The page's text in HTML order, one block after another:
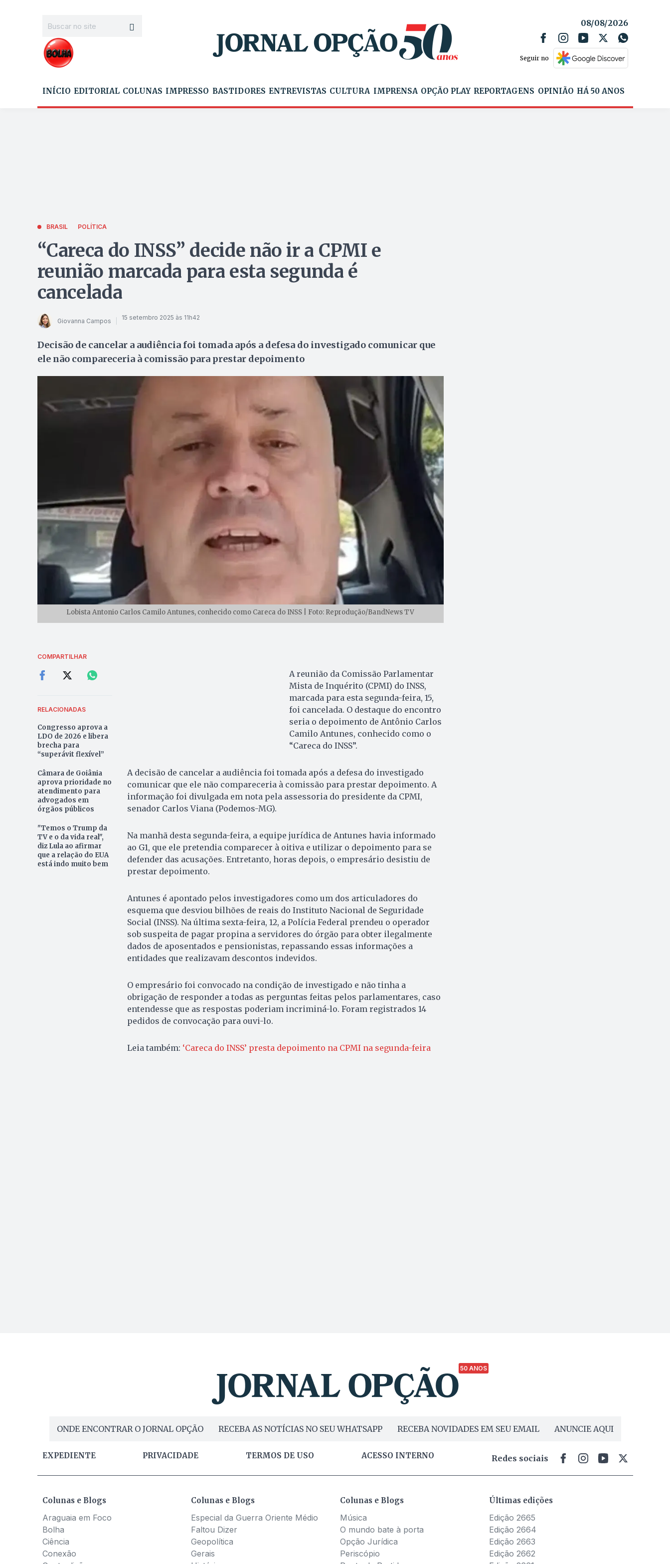
08/08/2026
Seguir no
INÍCIO EDITORIAL COLUNAS IMPRESSO BASTIDORES ENTREVISTAS CULTURA IMPRENSA OPÇÃO PLAY REPORTAGENS OPINIÃO HÁ 50 ANOS
BRASIL POLÍTICA
“Careca do INSS” decide não ir a CPMI e
reunião marcada para esta segunda é
cancelada
Giovanna Campos 15 setembro 2025 às 11h42
Decisão de cancelar a audiência foi tomada após a defesa do investigado comunicar que
ele não compareceria à comissão para prestar depoimento
Lobista Antonio Carlos Camilo Antunes, conhecido como Careca do INSS | Foto: Reprodução/BandNews TV
COMPARTILHAR
RELACIONADAS
Congresso aprova a
LDO de 2026 e libera
brecha para
“superávit flexível”
Câmara de Goiânia
aprova prioridade no
atendimento para
advogados em
órgãos públicos
"Temos o Trump da
TV e o da vida real",
diz Lula ao afirmar
que a relação do EUA
está indo muito bem
A reunião da Comissão Parlamentar
Mista de Inquérito (CPMI) do INSS,
marcada para esta segunda-feira, 15,
foi cancelada. O destaque do encontro
seria o depoimento de Antônio Carlos
Camilo Antunes, conhecido como o
“Careca do INSS”.
A decisão de cancelar a audiência foi tomada após a defesa do investigado
comunicar que ele não compareceria à comissão para prestar depoimento. A
informação foi divulgada em nota pela assessoria do presidente da CPMI,
senador Carlos Viana (Podemos-MG).
Na manhã desta segunda-feira, a equipe jurídica de Antunes havia informado
ao G1, que ele pretendia comparecer à oitiva e utilizar o depoimento para se
defender das acusações. Entretanto, horas depois, o empresário desistiu de
prestar depoimento.
Antunes é apontado pelos investigadores como um dos articuladores do
esquema que desviou bilhões de reais do Instituto Nacional de Seguridade
Social (INSS). Na última sexta-feira, 12, a Polícia Federal prendeu o operador
sob suspeita de pagar propina a servidores do órgão para obter ilegalmente
dados de aposentados e pensionistas, repassando essas informações a
entidades que realizavam descontos indevidos.
O empresário foi convocado na condição de investigado e não tinha a
obrigação de responder a todas as perguntas feitas pelos parlamentares, caso
entendesse que as respostas poderiam incriminá-lo. Foram registrados 14
pedidos de convocação para ouvi-lo.
Leia também: ‘Careca do INSS’ presta depoimento na CPMI na segunda-feira
50 ANOS
ONDE ENCONTRAR O JORNAL OPÇÃO RECEBA AS NOTÍCIAS NO SEU WHATSAPP RECEBA NOVIDADES EM SEU EMAIL ANUNCIE AQUI
EXPEDIENTE PRIVACIDADE TERMOS DE USO ACESSO INTERNO Redes sociais
Colunas e Blogs
Araguaia em Foco
Bolha
Ciência
Conexão
Colunas e Blogs
Especial da Guerra Oriente Médio
Faltou Dizer
Geopolítica
Gerais
Colunas e Blogs
Música
O mundo bate à porta
Opção Jurídica
Periscópio
Últimas edições
Edição 2665
Edição 2664
Edição 2663
Edição 2662